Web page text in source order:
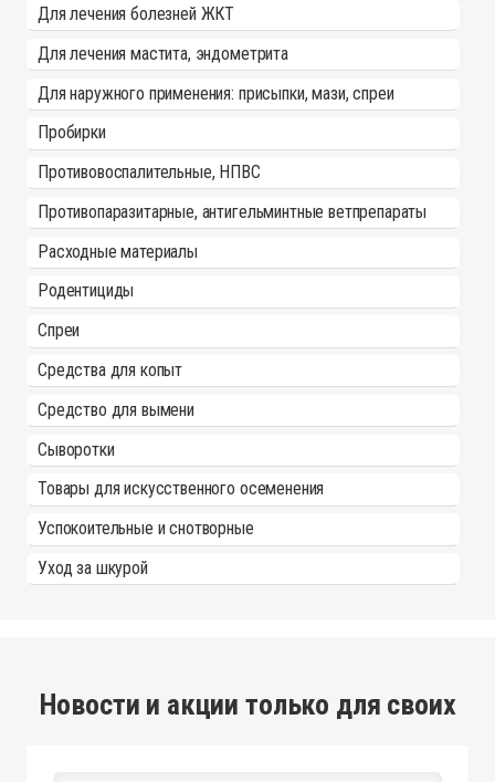
Для лечения болезней ЖКТ
Для лечения мастита, эндометрита
Для наружного применения: присыпки, мази, спреи
Пробирки
Противовоспалительные, НПВС
Противопаразитарные, антигельминтные ветпрепараты
Расходные материалы
Родентициды
Спреи
Средства для копыт
Средство для вымени
Сыворотки
Товары для искусственного осеменения
Успокоительные и снотворные
Уход за шкурой
Новости и акции только для своих